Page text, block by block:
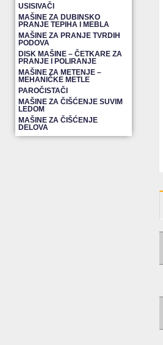
USISIVAČI
MAŠINE ZA DUBINSKO
PRANJE TEPIHA I MEBLA
MAŠINE ZA PRANJE TVRDIH
PODOVA
DISK MAŠINE – ČETKARE ZA
PRANJE I POLIRANJE
MAŠINE ZA METENJE –
MEHANIČKE METLE
PAROČISTAČI
MAŠINE ZA ČIŠĆENJE SUVIM
LEDOM
MAŠINE ZA ČIŠĆENJE
DELOVA